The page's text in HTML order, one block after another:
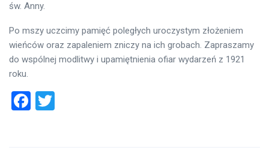
św. Anny.
Po mszy uczcimy pamięć poległych uroczystym złożeniem
wieńców oraz zapaleniem zniczy na ich grobach. Zapraszamy
do wspólnej modlitwy i upamiętnienia ofiar wydarzeń z 1921
roku.
Facebook